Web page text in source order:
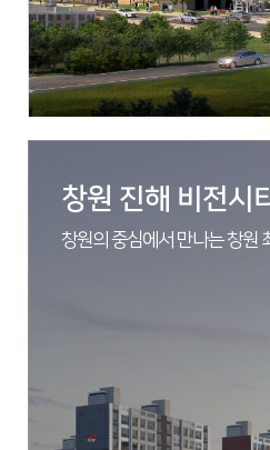
분양문의 1533-3830
자세
창원 진해 비전시
창원의 중심에서 만나는 창원